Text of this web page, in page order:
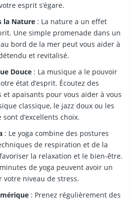
esprit s’égare.
la Nature: La nature a un effet
Une simple promenade dans un
bord de la mer peut vous aider à
et revitalisé.
Douce: La musique a le pouvoir
état d’esprit. Écoutez des
et apaisants pour vous aider à vous
classique, le jazz doux ou les
d’excellents choix.
: Le yoga combine des postures
de respiration et de la
la relaxation et le bien-être.
de yoga peuvent avoir un
niveau de stress.
: Prenez régulièrement des